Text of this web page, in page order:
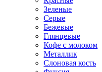
Зеленые
Серые
Бежевые
Глянцевые
Кофе с молоком
Металлик
Слоновая кость